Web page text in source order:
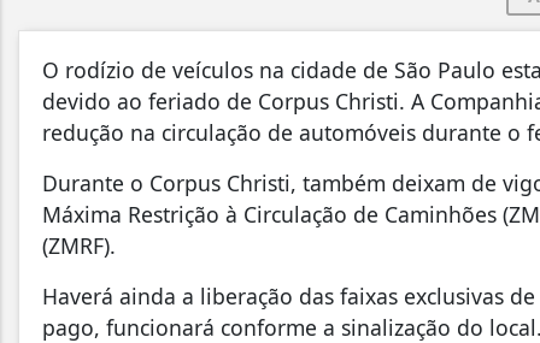
O rodízio de veículos na cidade de São Paulo
devido ao feriado de Corpus Christi. A
redução na circulação de automóveis durante o
Durante o Corpus Christi, também deixam de
Máxima Restrição à Circulação de Caminhões
(ZMRF).
Haverá ainda a liberação das faixas exclusivas
pago, funcionará conforme a sinalização do local.